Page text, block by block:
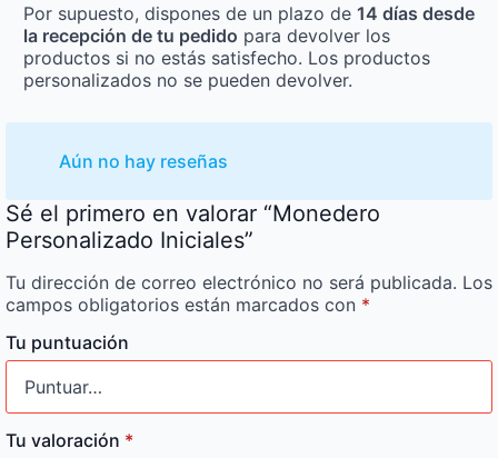
Por supuesto, dispones de un plazo de 14 días desde
la recepción de tu pedido para devolver los
productos si no estás satisfecho. Los productos
personalizados no se pueden devolver.
Aún no hay reseñas
Sé el primero en valorar “Monedero
Personalizado Iniciales”
Tu dirección de correo electrónico no será publicada. Los
campos obligatorios están marcados con *
Tu puntuación
Tu valoración *